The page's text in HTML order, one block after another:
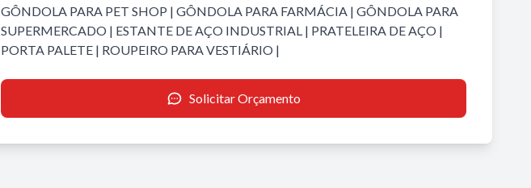
GÔNDOLA PARA PET SHOP | GÔNDOLA PARA FARMÁCIA | GÔNDOLA PARA
SUPERMERCADO | ESTANTE DE AÇO INDUSTRIAL | PRATELEIRA DE AÇO |
PORTA PALETE | ROUPEIRO PARA VESTIÁRIO |
Solicitar Orçamento